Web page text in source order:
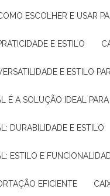
ESCOLHER E USAR
E ESTILO
E ESTILO
É A SOLUÇÃO IDEAL
DURABILIDADE E ESTILO
ESTILO E
EFICIENTE